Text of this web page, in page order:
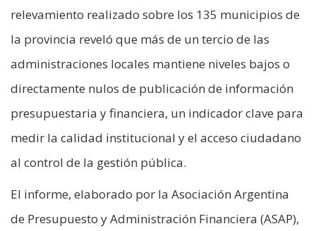
relevamiento realizado sobre los 135 municipios de
la provincia reveló que más de un tercio de las
administraciones locales mantiene niveles bajos o
directamente nulos de publicación de información
presupuestaria y financiera, un indicador clave para
medir la calidad institucional y el acceso ciudadano
al control de la gestión pública.
El informe, elaborado por la Asociación Argentina
de Presupuesto y Administración Financiera (ASAP),